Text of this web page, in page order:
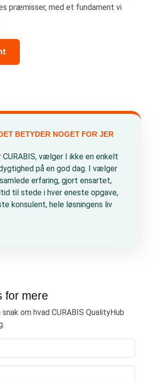
præmisser, med et fundament vi
BETYDER NOGET FOR JER
CURABIS, vælger I ikke en enkelt
på en god dag. I vælger
erfaring, gjort ensartet,
til stede i hver eneste opgave,
konsulent, hele løsningens liv
for mere
om hvad CURABIS QualityHub